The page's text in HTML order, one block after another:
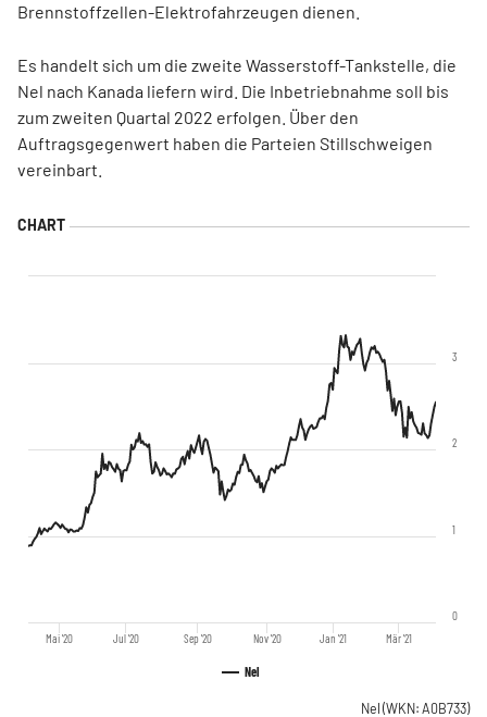
Brennstoffzellen-Elektrofahrzeugen dienen.
Es handelt sich um die zweite Wasserstoff-Tankstelle, die
Nel nach Kanada liefern wird. Die Inbetriebnahme soll bis
zum zweiten Quartal 2022 erfolgen. Über den
Auftragsgegenwert haben die Parteien Stillschweigen
vereinbart.
Nel
Mai '20 Jul '20 Sep '20 Nov '20 Jan '21 Mär '21
0
1
2
3
Nel (WKN: A0B733)